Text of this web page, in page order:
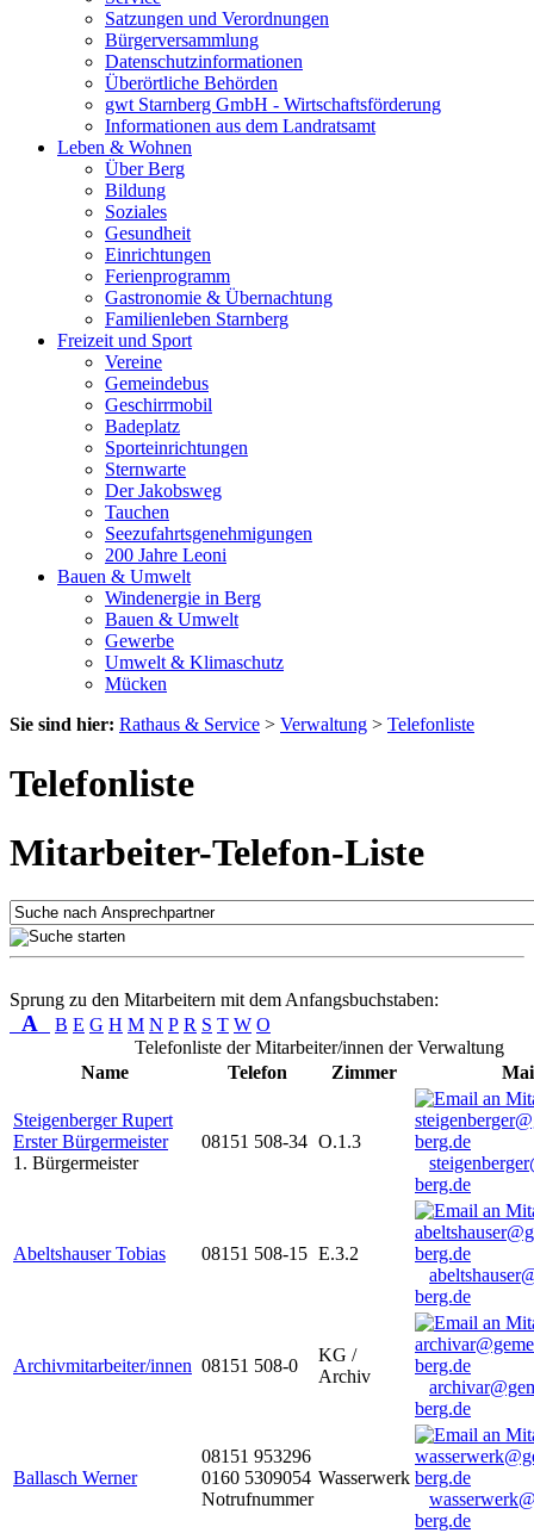
Satzungen und Verordnungen
Bürgerversammlung
Datenschutzinformationen
Überörtliche Behörden
gwt Starnberg GmbH - Wirtschaftsförderung
Informationen aus dem Landratsamt
Leben & Wohnen
Über Berg
Bildung
Soziales
Gesundheit
Einrichtungen
Ferienprogramm
Gastronomie & Übernachtung
Familienleben Starnberg
Freizeit und Sport
Vereine
Gemeindebus
Geschirrmobil
Badeplatz
Sporteinrichtungen
Sternwarte
Der Jakobsweg
Tauchen
Seezufahrtsgenehmigungen
200 Jahre Leoni
Bauen & Umwelt
Windenergie in Berg
Bauen & Umwelt
Gewerbe
Umwelt & Klimaschutz
Mücken
Sie sind hier: Rathaus & Service > Verwaltung > Telefonliste
Telefonliste
Mitarbeiter-Telefon-Liste
Sprung zu den Mitarbeitern mit dem Anfangsbuchstaben:
A B E G H M N P R S T W O
Telefonliste der Mitarbeiter/innen der Verwaltung
Name
Telefon Zimmer
Steigenberger Rupert
Erster Bürgermeister
1. Bürgermeister
08151 508-34 O.1.3
berg.de
Abeltshauser Tobias 08151 508-15 E.3.2
berg.de
Archivmitarbeiter/innen 08151 508-0
KG /
Archiv
berg.de
Ballasch Werner
08151 953296
0160 5309054
Notrufnummer
Wasserwerk
berg.de